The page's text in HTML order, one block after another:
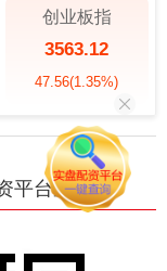
创业板指
3563.12
47.56(1.35%)
平台查询